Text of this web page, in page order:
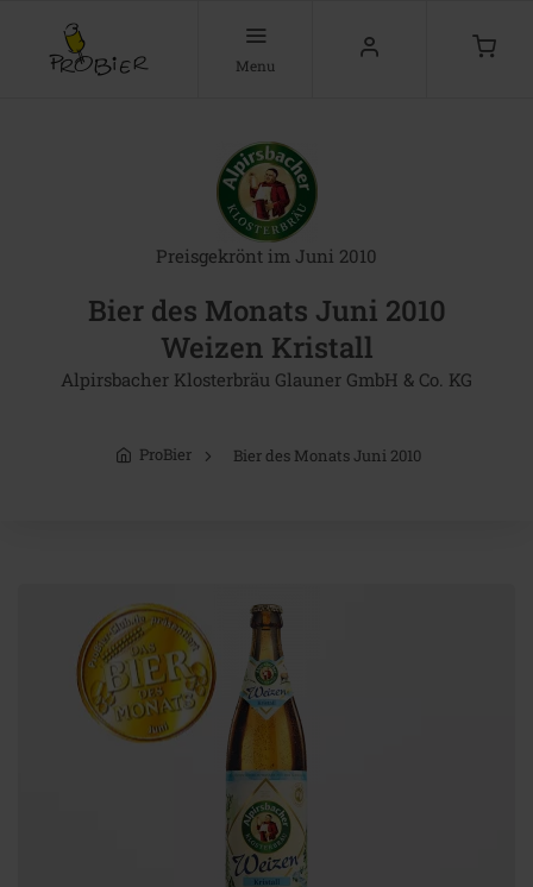
Menu
Preisgekrönt im Juni 2010
Bier des Monats Juni 2010
Weizen Kristall
Alpirsbacher Klosterbräu Glauner GmbH & Co. KG
ProBier Bier des Monats Juni 2010